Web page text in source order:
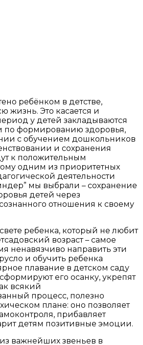
ребёнком в детстве,
жизнь. Это касается и
у детей закладываются
по формированию здоровья,
с обучением дошкольников
и сохранения
к положительным
одним из приоритетных
деятельности
мы выбрали – сохранение
детей через
отношения к своему
ребенка, который не любит
возраст – самое
ненавязчиво направить эти
и обучить ребенка
плавание в детском саду
его осанку, укрепят
всякий
процесс, полезно
плане: оно позволяет
прибавляет
детям позитивные эмоции.
важнейших звеньев в